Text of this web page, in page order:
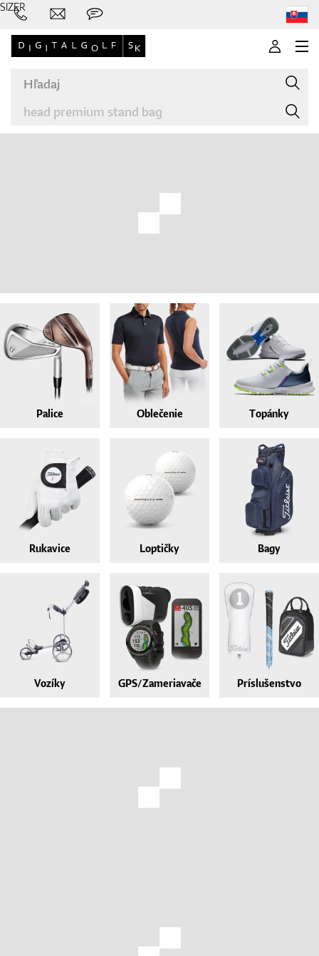
Oblečenie
Topánky
Rukavice
Loptičky
Bagy
Vozíky
Príslušenstvo
Palice Oblečenie Topánky
Rukavice Loptičky Bagy
Vozíky GPS/Zameriavače Príslušenstvo
SIZER